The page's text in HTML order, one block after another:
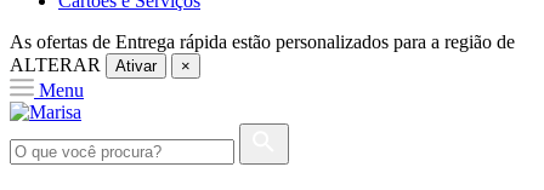
As ofertas de Entrega rápida estão personalizados para a região de
ALTERAR
Ativar ×
Menu